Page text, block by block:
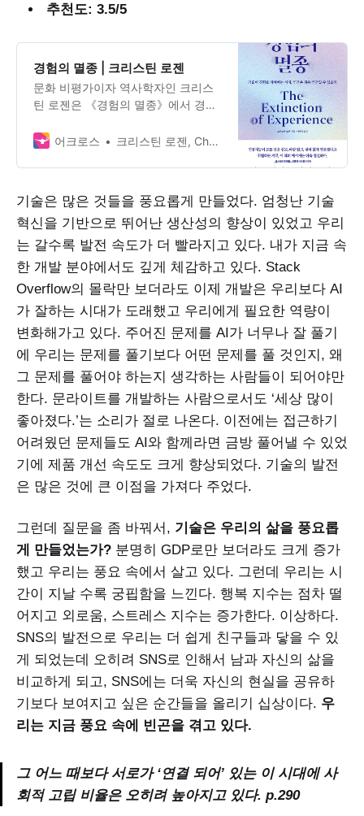
추천도: 3.5/5
경험의 멸종 | 크리스틴 로젠
문화 비평가이자 역사학자인 크리스
틴 로젠은 《경험의 멸종》에서 경험
고 그 소멸이 갖는 의미를 철학적으로
등 수많은 사례를 탐사하는…
어크로스 크리스틴 로젠, Christine Rosen
기술은 많은 것들을 풍요롭게 만들었다. 엄청난 기술
혁신을 기반으로 뛰어난 생산성의 향상이 있었고 우리
는 갈수록 발전 속도가 더 빨라지고 있다. 내가 지금 속
한 개발 분야에서도 깊게 체감하고 있다. Stack
Overflow의 몰락만 보더라도 이제 개발은 우리보다 AI
가 잘하는 시대가 도래했고 우리에게 필요한 역량이
변화해가고 있다. 주어진 문제를 AI가 너무나 잘 풀기
에 우리는 문제를 풀기보다 어떤 문제를 풀 것인지, 왜
그 문제를 풀어야 하는지 생각하는 사람들이 되어야만
한다. 문라이트를 개발하는 사람으로서도 ‘세상 많이
좋아졌다.’는 소리가 절로 나온다. 이전에는 접근하기
어려웠던 문제들도 AI와 함께라면 금방 풀어낼 수 있었
기에 제품 개선 속도도 크게 향상되었다. 기술의 발전
은 많은 것에 큰 이점을 가져다 주었다.
그런데 질문을 좀 바꿔서, 기술은 우리의 삶을 풍요롭
게 만들었는가? 분명히 GDP로만 보더라도 크게 증가
했고 우리는 풍요 속에서 살고 있다. 그런데 우리는 시
간이 지날 수록 궁핍함을 느낀다. 행복 지수는 점차 떨
어지고 외로움, 스트레스 지수는 증가한다. 이상하다.
SNS의 발전으로 우리는 더 쉽게 친구들과 닿을 수 있
게 되었는데 오히려 SNS로 인해서 남과 자신의 삶을
비교하게 되고, SNS에는 더욱 자신의 현실을 공유하
기보다 보여지고 싶은 순간들을 올리기 십상이다. 우
리는 지금 풍요 속에 빈곤을 겪고 있다.
그 어느 때보다 서로가 ‘연결 되어’ 있는 이 시대에 사
회적 고립 비율은 오히려 높아지고 있다. p.290